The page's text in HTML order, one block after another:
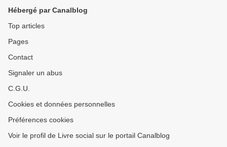
Hébergé par Canalblog
Top articles
Pages
Contact
Signaler un abus
C.G.U.
Cookies et données personnelles
Préférences cookies
Voir le profil de Livre social sur le portail Canalblog